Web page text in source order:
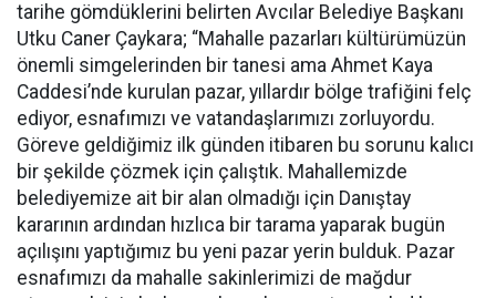
tarihe gömdüklerini belirten Avcılar Belediye Başkanı
Utku Caner Çaykara; “Mahalle pazarları kültürümüzün
önemli simgelerinden bir tanesi ama Ahmet Kaya
Caddesi’nde kurulan pazar, yıllardır bölge trafiğini felç
ediyor, esnafımızı ve vatandaşlarımızı zorluyordu.
Göreve geldiğimiz ilk günden itibaren bu sorunu kalıcı
bir şekilde çözmek için çalıştık. Mahallemizde
belediyemize ait bir alan olmadığı için Danıştay
kararının ardından hızlıca bir tarama yaparak bugün
açılışını yaptığımız bu yeni pazar yerin bulduk. Pazar
esnafımızı da mahalle sakinlerimizi de mağdur